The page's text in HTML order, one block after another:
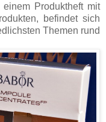
Produktheft mit
befindet sich
Themen rund